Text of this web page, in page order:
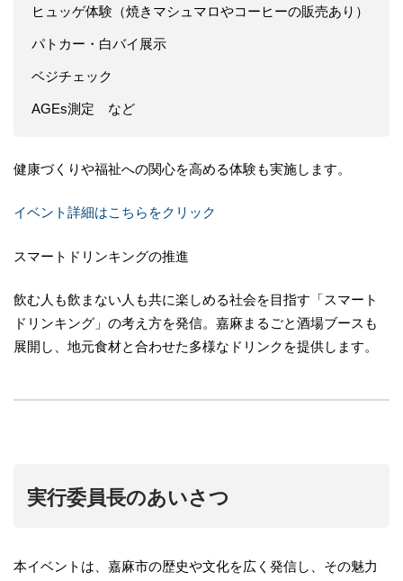
ヒュッゲ体験（焼きマシュマロやコーヒーの販売あり）
パトカー・白バイ展示
ベジチェック
AGEs測定 など
健康づくりや福祉への関心を高める体験も実施します。
イベント詳細はこちらをクリック
スマートドリンキングの推進
飲む人も飲まない人も共に楽しめる社会を目指す「スマート
ドリンキング」の考え方を発信。嘉麻まるごと酒場ブースも
展開し、地元食材と合わせた多様なドリンクを提供します。
実行委員長のあいさつ
本イベントは、嘉麻市の歴史や文化を広く発信し、その魅力